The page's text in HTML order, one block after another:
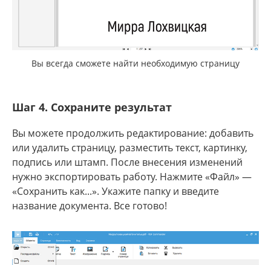
Вы всегда сможете найти необходимую страницу
Шаг 4. Сохраните результат
Вы можете продолжить редактирование: добавить
или удалить страницу, разместить текст, картинку,
подпись или штамп. После внесения изменений
нужно экспортировать работу. Нажмите «Файл» —
«Сохранить как...». Укажите папку и введите
название документа. Все готово!